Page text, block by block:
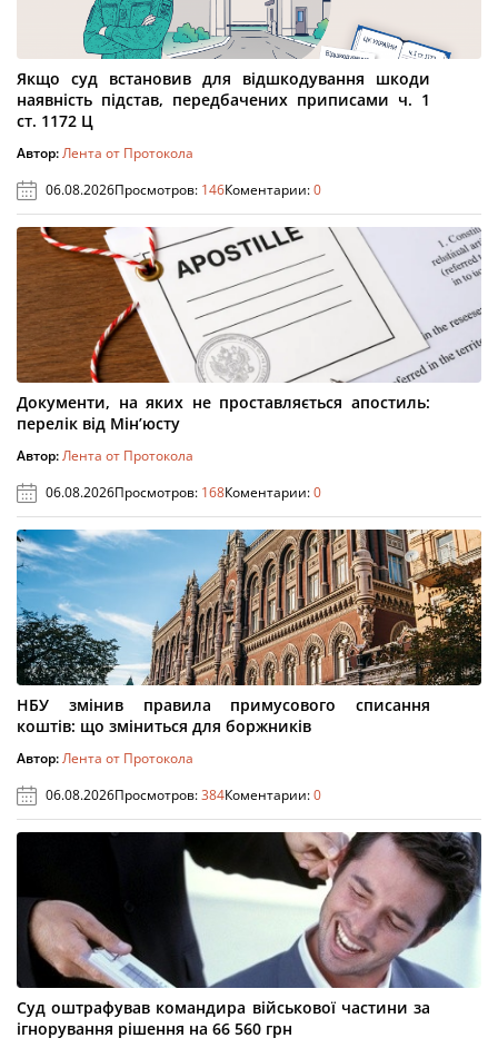
Якщо суд встановив для відшкодування шкоди
наявність підстав, передбачених приписами ч. 1
ст. 1172 Ц
Автор:Лента от Протокола
06.08.2026Просмотров: 146Коментарии:0
Документи, на яких не проставляється апостиль:
перелік від Мін’юсту
Автор:Лента от Протокола
06.08.2026Просмотров: 168Коментарии:0
НБУ змінив правила примусового списання
коштів: що зміниться для боржників
Автор:Лента от Протокола
06.08.2026Просмотров:384Коментарии:0
Суд оштрафував командира військової частини за
ігнорування рішення на 66 560 грн